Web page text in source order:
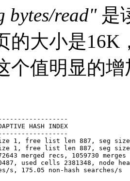
bytes/read"是
的大小是16K
个值明显的
HASH INDEX
1, free list len 887, seg size
1, free list len 887, seg size
merged recs, 1059730 merges
used cells 2381348, node